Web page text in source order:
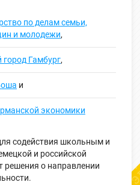
по делам семьи,
и молодежи,
Гамбург,
и
экономики
содействия школьным и
и российской
о направлении